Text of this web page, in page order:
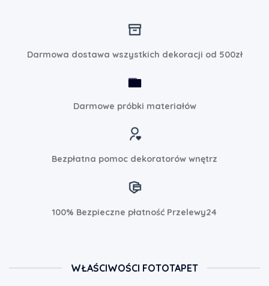
Darmowa dostawa wszystkich dekoracji od 500zł
Darmowe próbki materiałów
Bezpłatna pomoc dekoratorów wnętrz
100% Bezpieczne płatność Przelewy24
WŁAŚCIWOŚCI FOTOTAPET